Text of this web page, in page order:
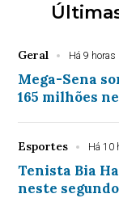
Geral Há 9 horas
Mega-Sena
165 milhões
Esportes Há 10
Tenista Bia
neste